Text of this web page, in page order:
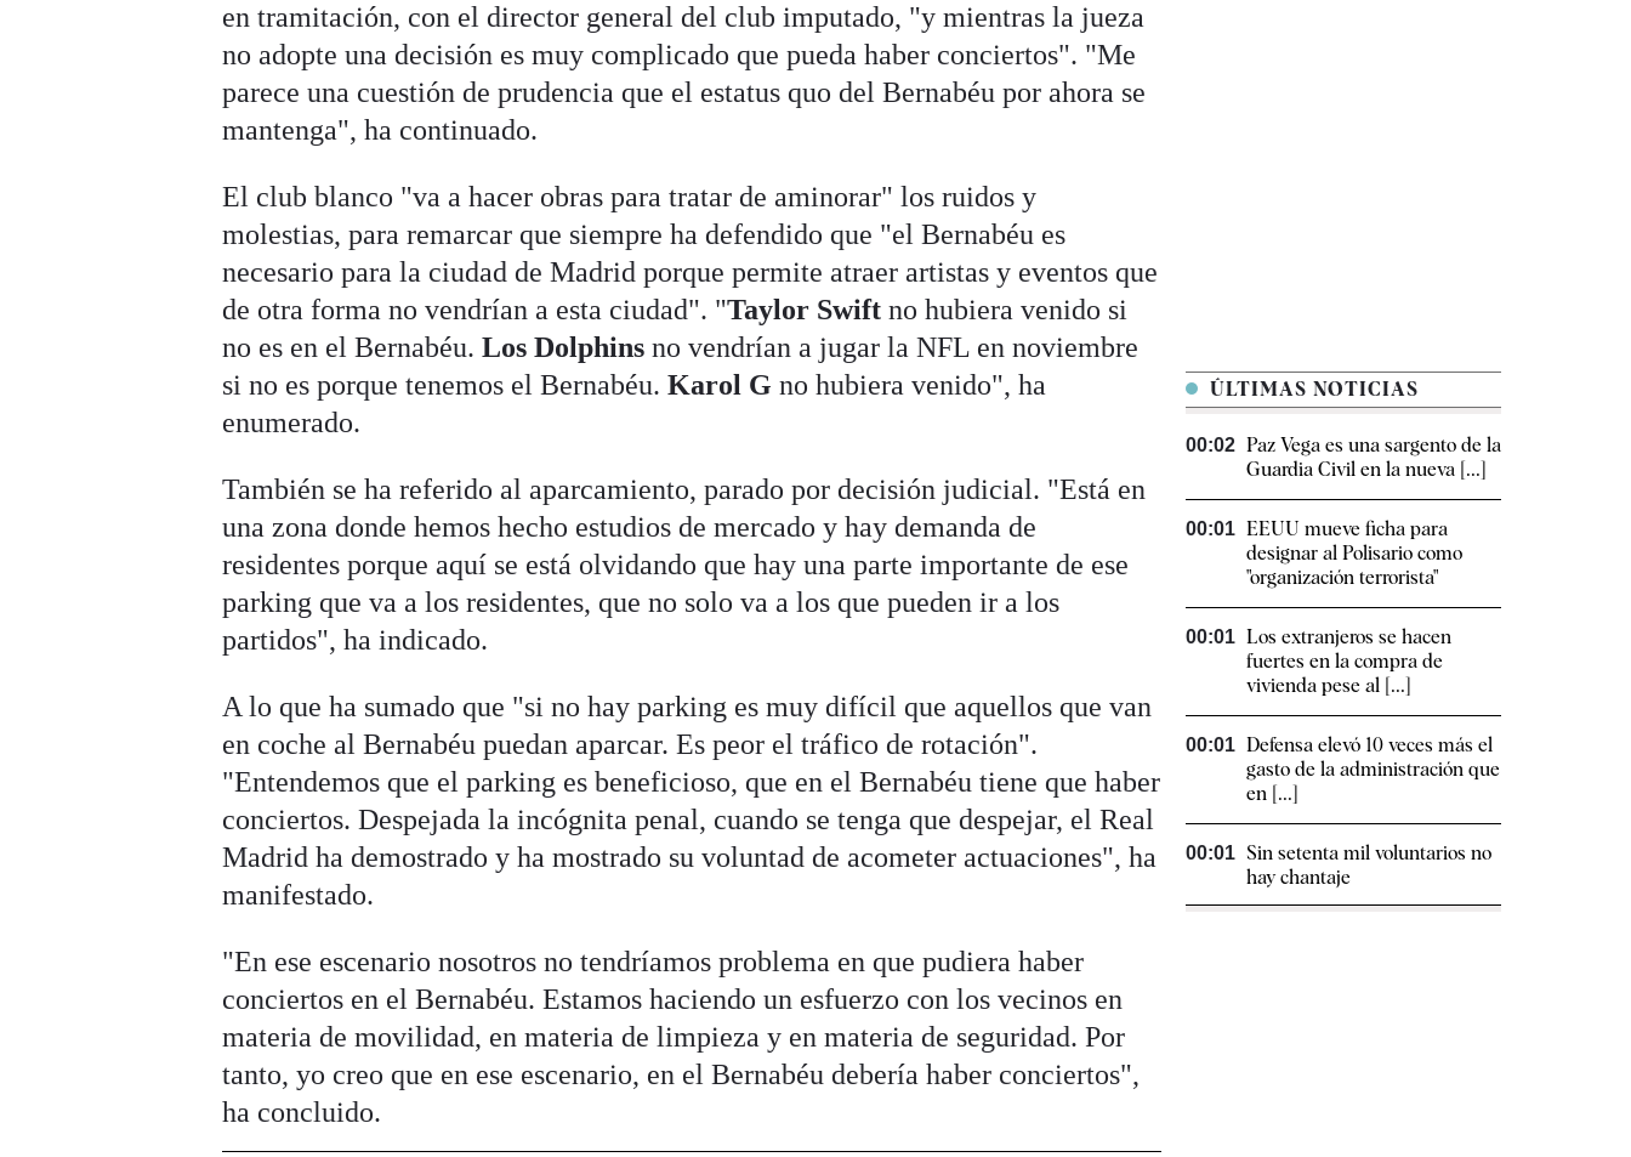
en tramitación, con el director general del club imputado, "y mientras la jueza
no adopte una decisión es muy complicado que pueda haber conciertos". "Me
parece una cuestión de prudencia que el estatus quo del Bernabéu por ahora se
mantenga", ha continuado.
El club blanco "va a hacer obras para tratar de aminorar" los ruidos y
molestias, para remarcar que siempre ha defendido que "el Bernabéu es
necesario para la ciudad de Madrid porque permite atraer artistas y eventos que
de otra forma no vendrían a esta ciudad". "Taylor Swift no hubiera venido si
no es en el Bernabéu.Los Dolphins no vendrían a jugar la NFL en noviembre
si no es porque tenemos el Bernabéu.Karol G no hubiera venido", ha
enumerado.
También se ha referido al aparcamiento, parado por decisión judicial. "Está en
una zona donde hemos hecho estudios de mercado y hay demanda de
residentes porque aquí se está olvidando que hay una parte importante de ese
parking que va a los residentes, que no solo va a los que pueden ir a los
partidos", ha indicado.
A lo que ha sumado que "si no hay parking es muy difícil que aquellos que van
en coche al Bernabéu puedan aparcar. Es peor el tráfico de rotación".
"Entendemos que el parking es beneficioso, que en el Bernabéu tiene que haber
conciertos. Despejada la incógnita penal, cuando se tenga que despejar, el Real
Madrid ha demostrado y ha mostrado su voluntad de acometer actuaciones", ha
manifestado.
"En ese escenario nosotros no tendríamos problema en que pudiera haber
conciertos en el Bernabéu. Estamos haciendo un esfuerzo con los vecinos en
materia de movilidad, en materia de limpieza y en materia de seguridad. Por
tanto, yo creo que en ese escenario, en el Bernabéu debería haber conciertos",
ha concluido.
ÚLTIMAS NOTICIAS
00:02 Paz Vega es una sargento de la
Guardia Civil en la nueva [...]
00:01 EEUU mueve ficha para
designar al Polisario como
"organización terrorista"
00:01 Los extranjeros se hacen
fuertes en la compra de
vivienda pese al [...]
00:01 Defensa elevó 10 veces más el
gasto de la administración que
en [...]
00:01 Sin setenta mil voluntarios no
hay chantaje